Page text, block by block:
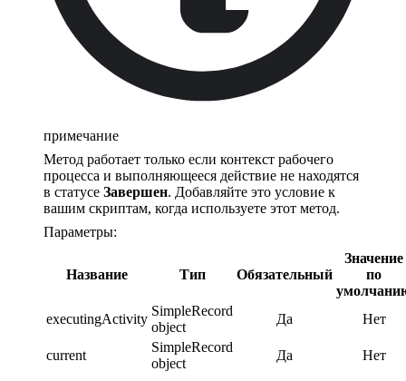
примечание
Метод работает только если контекст рабочего
процесса и выполняющееся действие не находятся
в статусе Завершен. Добавляйте это условие к
вашим скриптам, когда используете этот метод.
Параметры:
Название Тип Обязательный
Значение
по
executingActivity
SimpleRecord
object
Да Нет
current
SimpleRecord
object
Да Нет